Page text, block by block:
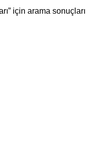
için arama sonuçları